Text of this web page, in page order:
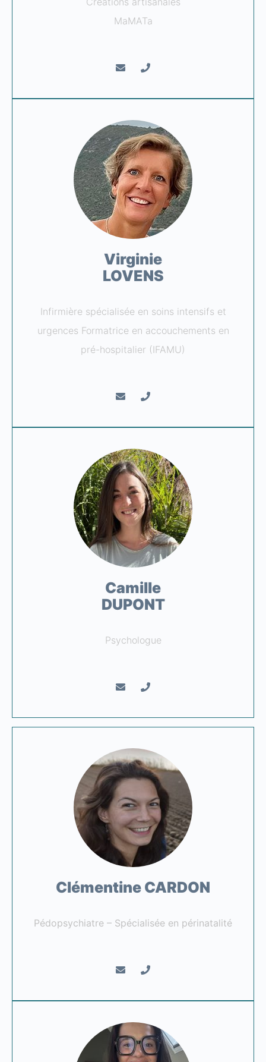
MaMATa
Virginie
LOVENS
Infirmière spécialisée en soins intensifs et
urgences Formatrice en accouchements en
pré-hospitalier (IFAMU)
Camille
DUPONT
Psychologue
Clémentine CARDON
Pédopsychiatre – Spécialisée en périnatalité